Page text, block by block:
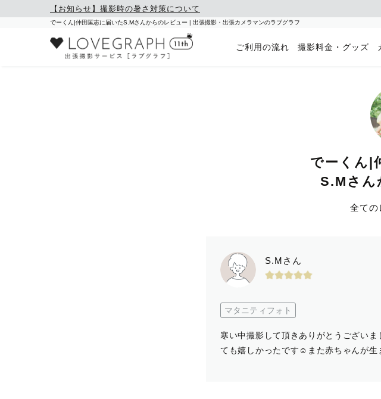
【お知らせ】撮影時の暑さ対策について
でーくん|仲田匡志に届いたS.Mさんからのレビュー | 出張撮影・出張カメラマンのラブグラフ
ご利用の流れ 撮影料金・グッズ
でーくん|
S.Mさん
全ての
S.Mさん
マタニティフォト
寒い中撮影して頂きありがとうござい
ても嬉しかったです☺︎また赤ちゃんが生